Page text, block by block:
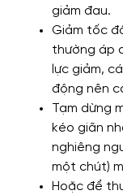
giảm đau.
Giảm tốc
thường áp
lực giảm,
động nên
Tạm dừng
kéo giãn
nghiêng
một chút)
Hoặc để